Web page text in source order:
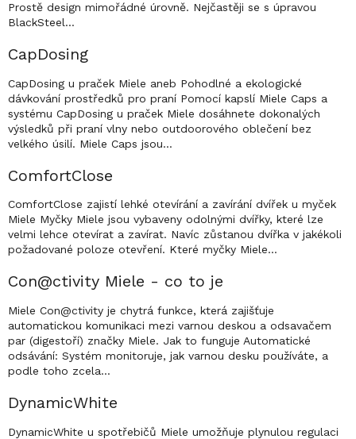
Prostě design mimořádné úrovně. Nejčastěji se s úpravou
BlackSteel…
CapDosing
CapDosing u praček Miele aneb Pohodlné a ekologické
dávkování prostředků pro praní Pomocí kapslí Miele Caps a
systému CapDosing u praček Miele dosáhnete dokonalých
výsledků při praní vlny nebo outdoorového oblečení bez
velkého úsilí. Miele Caps jsou…
ComfortClose
ComfortClose zajistí lehké otevírání a zavírání dvířek u myček
Miele Myčky Miele jsou vybaveny odolnými dvířky, které lze
velmi lehce otevírat a zavírat. Navíc zůstanou dvířka v jakékoli
požadované poloze otevření. Které myčky Miele…
Con@ctivity Miele - co to je
Miele Con@ctivity je chytrá funkce, která zajišťuje
automatickou komunikaci mezi varnou deskou a odsavačem
par (digestoří) značky Miele. Jak to funguje Automatické
odsávání: Systém monitoruje, jak varnou desku používáte, a
podle toho zcela…
DynamicWhite
DynamicWhite u spotřebičů Miele umožňuje plynulou regulaci